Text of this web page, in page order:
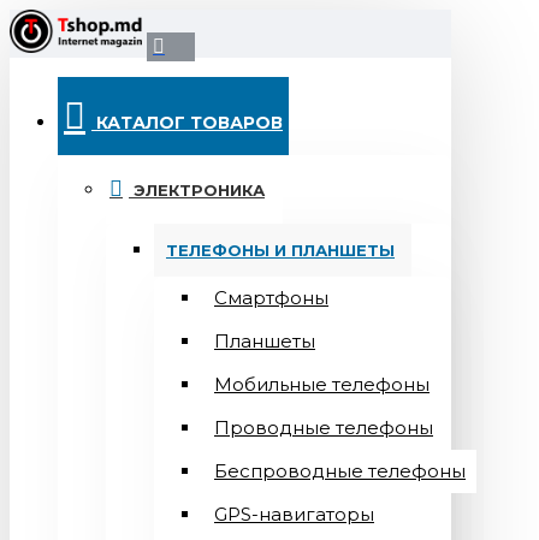
КАТАЛОГ ТОВАРОВ
ЭЛЕКТРОНИКА
ТЕЛЕФОНЫ И ПЛАНШЕТЫ
Смартфоны
Планшеты
Мобильные телефоны
Проводные телефоны
Беспроводные телефоны
GPS-навигаторы